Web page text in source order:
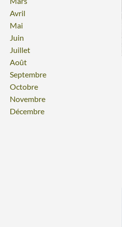
Avril
Mai
Juin
Juillet
Août
Septembre
Octobre
Novembre
Décembre